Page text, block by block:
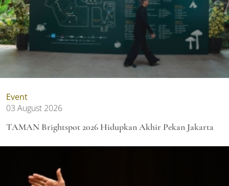
Event
03 August 2026
TAMAN Brightspot 2026 Hidupkan Akhir Pekan Jakarta